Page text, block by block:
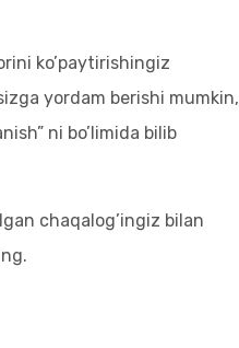
ko’paytirishingiz
yordam berishi mumkin,
ni bo’limida bilib
chaqalog’ingiz bilan